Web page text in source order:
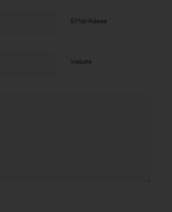
E-Mail-Adresse
Website